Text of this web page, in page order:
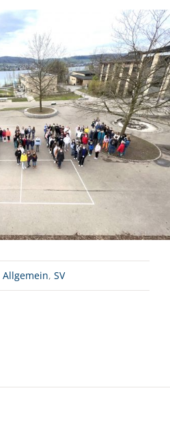
Allgemein, SV